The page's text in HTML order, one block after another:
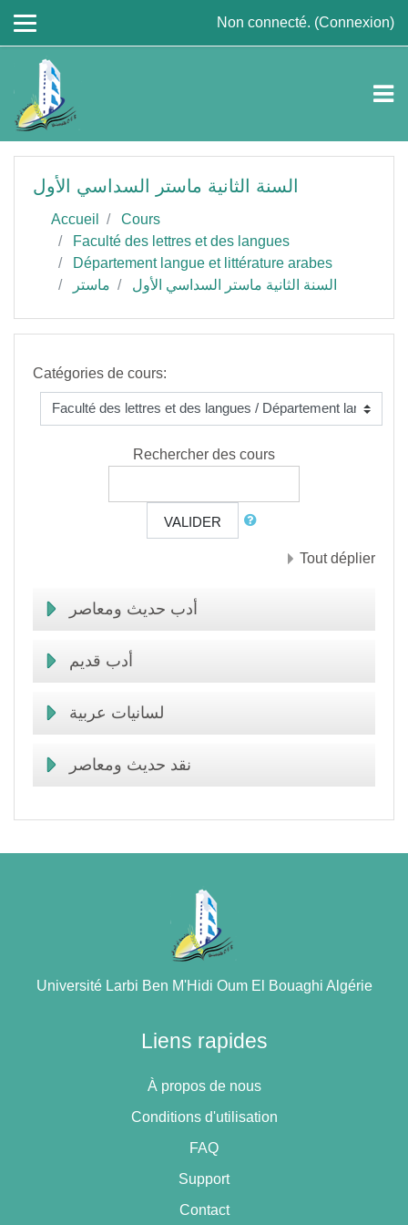
Non connecté. (Connexion)
السنة الثانية ماستر السداسي الأول
Accueil
Cours
Faculté des lettres et des langues
Département langue et littérature arabes
ماستر
السنة الثانية ماستر السداسي الأول
Catégories de cours:
Rechercher des cours
VALIDER
Tout déplier
أدب حديث ومعاصر
أدب قديم
لسانيات عربية
نقد حديث ومعاصر
Université Larbi Ben M'Hidi Oum El Bouaghi Algérie
Liens rapides
À propos de nous
Conditions d'utilisation
FAQ
Support
Contact